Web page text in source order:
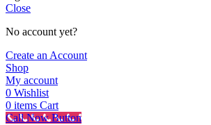
Close
No account yet?
Create an Account
Shop
My account
0 Wishlist
0 items Cart
Call Now Button